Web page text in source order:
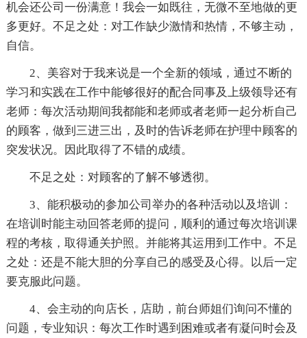
机会还公司一份满意！我会一如既往，无微不至地做的更
多更好。不足之处：对工作缺少激情和热情，不够主动，
自信。
2、美容对于我来说是一个全新的领域，通过不断的
学习和实践在工作中能够很好的配合同事及上级领导还有
老师：每次活动期间我都能和老师或者老师一起分析自己
的顾客，做到三进三出，及时的告诉老师在护理中顾客的
突发状况。因此取得了不错的成绩。
不足之处：对顾客的了解不够透彻。
3、能积极动的参加公司举办的各种活动以及培训：
在培训时能主动回答老师的提问，顺利的通过每次培训课
程的考核，取得通关护照。并能将其运用到工作中。不足
之处：还是不能大胆的分享自己的感受及心得。以后一定
要克服此问题。
4、会主动的向店长，店助，前台师姐们询问不懂的
问题，专业知识：每次工作时遇到困难或者有凝问时会及